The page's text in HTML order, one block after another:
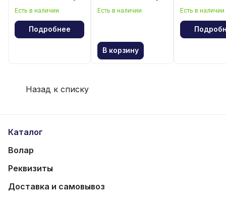
волейболу»
Есть в наличии
Подробнее
волейболу
Есть в наличии
В корзину
волейболу»
Есть в наличии
Назад к списку
Каталог
Волар
Реквизиты
Доставка и самовывоз